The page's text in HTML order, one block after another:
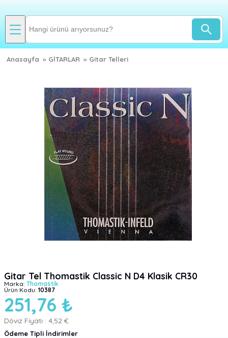
Anasayfa » GİTARLAR » Gitar Telleri
Gitar Tel Thomastik Classic N D4 Klasik CR30
Marka: Thomastik
Ürün Kodu: 10387
251,76 ₺
Döviz Fiyatı : 4,52 €
Ödeme Tipli İndirimler